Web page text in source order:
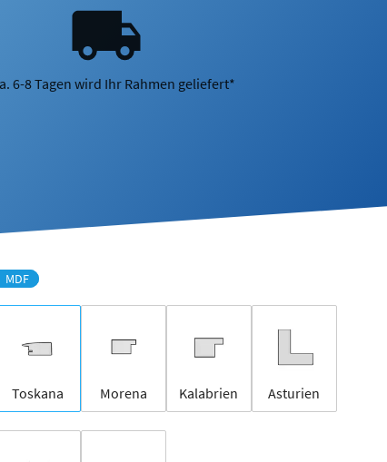
6-8 Tagen wird Ihr Rahmen geliefert*
MDF
Toskana Morena Kalabrien Asturien